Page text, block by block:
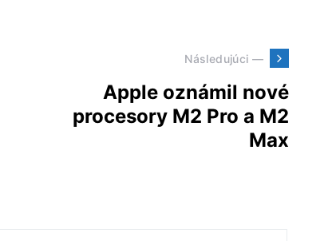
Následujúci —
Apple oznámil nové
procesory M2 Pro a M2
Max